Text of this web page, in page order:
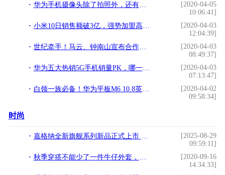
华为手机摄像头除了拍照外，还有这两种高级玩法？确定不了解一下
[2020-04-05
10:06:41]
小米10日销售额破3亿，强势加盟高级旗舰手机市场
[2020-04-03
12:04:39]
世纪牵手！马云、钟南山宣布合作，新冠肺炎天王山之战来了
[2020-04-03
08:49:37]
华为五大热销5G手机销量PK，哪一款才是真正的销量王？
[2020-04-03
07:13:47]
白领一族必备！华为平板M6 10.8英寸成为轻办公时代的自救神器
[2020-04-02
09:58:34]
时尚
嘉格纳全新旗舰系列新品正式上市 以设计进化再推生活艺术新高度
[2025-08-29
09:59:11]
秋季穿搭不能少了一件牛仔外套，这几款帅气利落，让你时髦洋气
[2020-09-16
14:34:33]